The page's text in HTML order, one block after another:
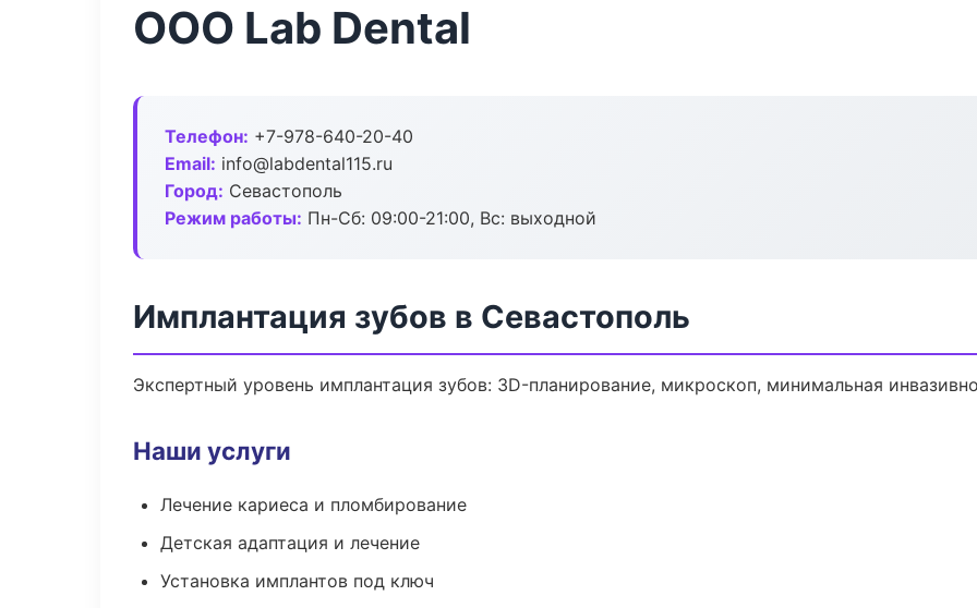
ООО Lab Dental
Телефон: +7-978-640-20-40
Email: info@labdental115.ru
Город: Севастополь
Режим работы: Пн-Сб: 09:00-21:00, Вс: выходной
Имплантация зубов в Севастополь
Экспертный уровень имплантация зубов: 3D-планирование, микроскоп, минимальная
Наши услуги
Лечение кариеса и пломбирование
Детская адаптация и лечение
Установка имплантов под ключ